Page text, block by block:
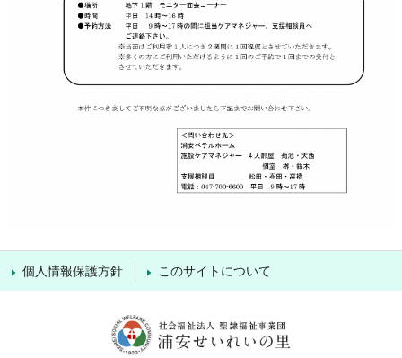
個人情報保護方針 このサイトについて